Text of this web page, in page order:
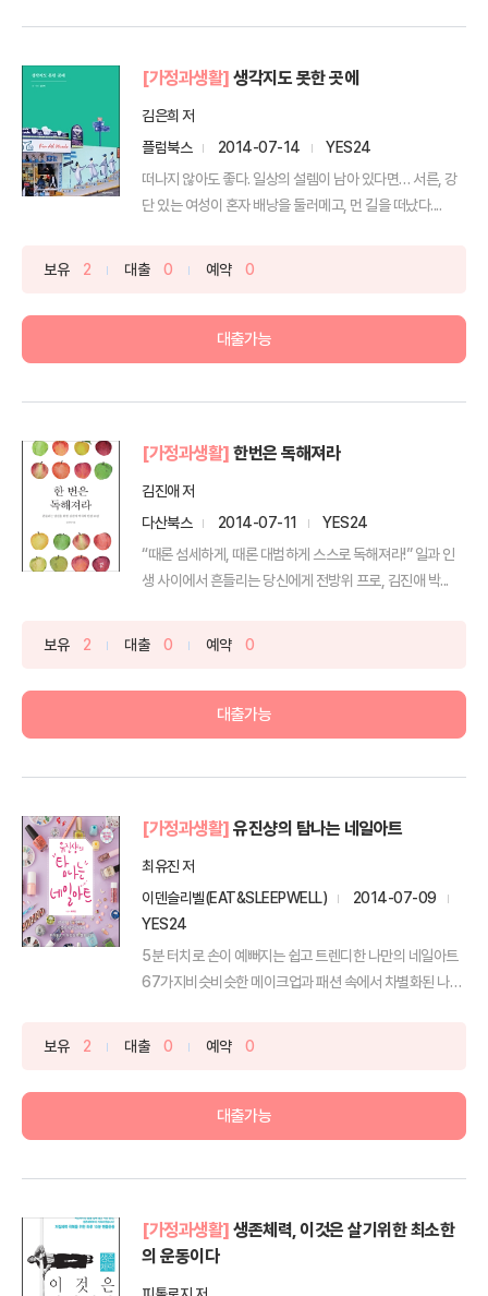
[가정과생활] 생각지도 못한 곳에
김은희 저
플럼북스
2014-07-14
YES24
떠나지 않아도 좋다. 일상의 설렘이 남아 있다면… 서른, 강
단 있는 여성이 혼자 배낭을 둘러메고, 먼 길을 떠났다....
보유 2 대출 0 예약 0
대출가능
[가정과생활] 한번은 독해져라
김진애 저
다산북스
2014-07-11
YES24
“때론 섬세하게, 때론 대범하게 스스로 독해져라!” 일과 인
생 사이에서 흔들리는 당신에게 전방위 프로, 김진애 박...
보유 2 대출 0 예약 0
대출가능
[가정과생활] 유진샹의 탐나는 네일아트
최유진 저
이덴슬리벨(EAT&SLEEPWELL)
2014-07-09
YES24
5분 터치로 손이 예뻐지는 쉽고 트렌디한 나만의 네일아트
67가지비슷비슷한 메이크업과 패션 속에서 차별화된 나만
보유 2 대출 0 예약 0
대출가능
[가정과생활] 생존체력, 이것은 살기위한 최소한
의 운동이다